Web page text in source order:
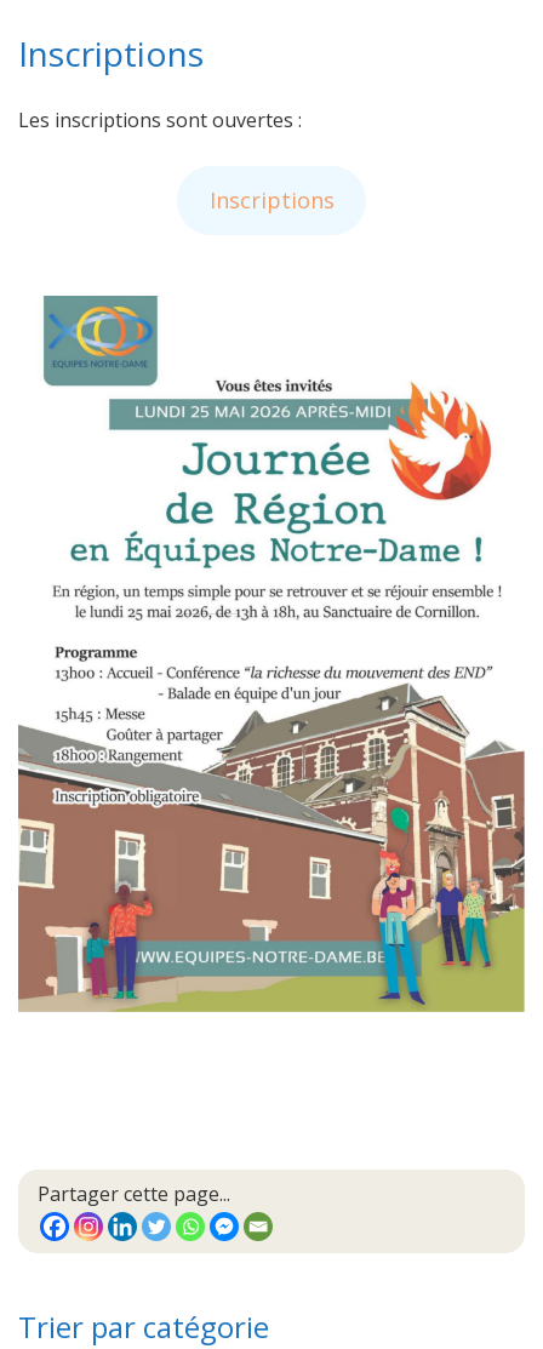
Inscriptions
Les inscriptions sont ouvertes :
Inscriptions
Partager cette page...
Trier par catégorie